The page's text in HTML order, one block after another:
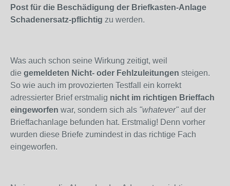
Post für die Beschädigung der Briefkasten-Anlage
Schadenersatz-pflichtig zu werden.
Was auch schon seine Wirkung zeitigt, weil
die gemeldeten Nicht- oder Fehlzuleitungen steigen.
So wie auch im provozierten Testfall ein korrekt
adressierter Brief erstmalig nicht im richtigen Brieffach
eingeworfen war, sondern sich als "whatever"auf der
Brieffachanlage befunden hat. Erstmalig! Denn vorher
wurden diese Briefe zumindest in das richtige Fach
eingeworfen.